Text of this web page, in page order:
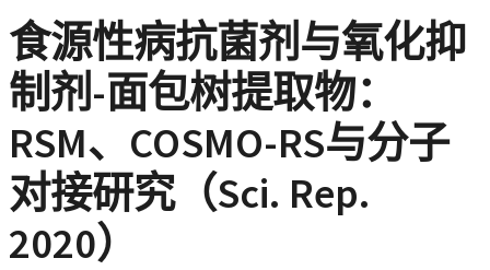
食源性病抗菌剂与氧化抑
制剂-面包树提取物：
RSM、COSMO-RS与分子
对接研究（Sci. Rep.
2020）